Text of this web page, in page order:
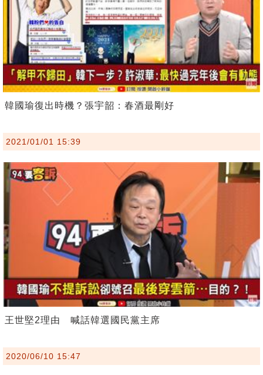
韓國瑜復出時機？張宇韶：春酒最剛好
2021/01/01 15:39
王世堅2理由 喊話韓選國民黨主席
2020/06/10 15:47